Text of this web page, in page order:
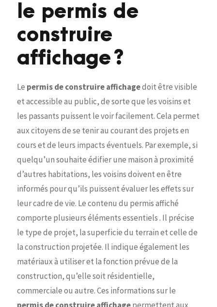
le permis de
construire
affichage ?
Le permis de construire affichagedoit être visible
et accessible au public, de sorte que les voisins et
les passants puissent le voir facilement. Cela permet
aux citoyens de se tenir au courant des projets en
cours et de leurs impacts éventuels. Par exemple, si
quelqu’un souhaite édifier une maison à proximité
d’autres habitations, les voisins doivent en être
informés pour qu’ils puissent évaluer les effets sur
leur cadre de vie. Le contenu du permis affiché
comporte plusieurs éléments essentiels . Il précise
le type de projet, la superficie du terrain et celle de
la construction projetée. Il indique également les
matériaux à utiliser et la fonction prévue de la
construction, qu’elle soit résidentielle,
commerciale ou autre. Ces informations sur le